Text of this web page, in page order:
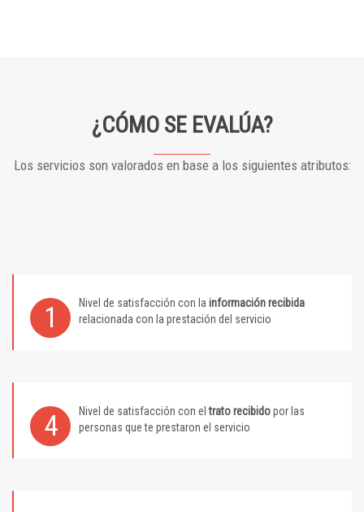
¿CÓMO SE EVALÚA?
Los servicios son valorados en base a los siguientes atributos:
1 Nivel de satisfacción con la información recibida
relacionada con la prestación del servicio
4 Nivel de satisfacción con eltrato recibidopor las
personas que te prestaron el servicio